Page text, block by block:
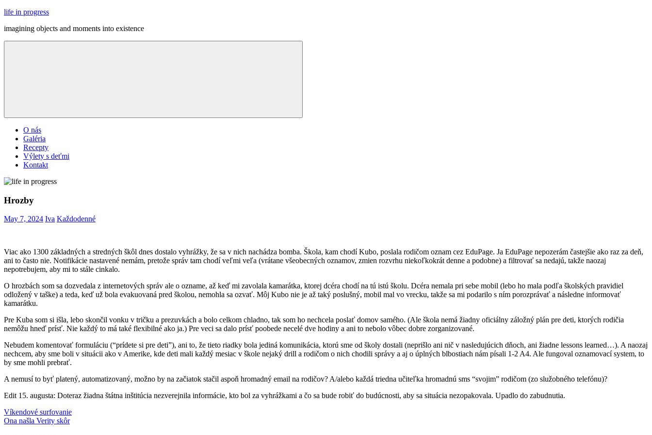
Skip
content
life in progress
imagining objects and moments into existence
Menu
O nás
Galéria
Recepty
Výlety s deťmi
Kontakt
Hrozby
May 7, 2024 Iva Každodenné
Viac ako 1300 základných a stredných škôl dnes dostalo vyhrážky, že sa v nich nachádza bomba. Škola, kam chodí Kubo, poslala rodičom oznam cez EduPage. Ja EduPage nepozerám častejšie ako raz za deň,
ani to často nie. Notifikácie nastavené nemám, pretože správ tam chodí veľmi veľa (vrátane všeobecných oznamov, zmien rozvrhu niekoľkokrát denne a podobne) a filtrovať sa nedajú, takže naozaj
nepotrebujem, aby mi to stále cinkalo.
O hrozbách som sa dozvedala z internetových správ ale o ozname, až keď mi zavolala kamarátka, ktorej dcéra chodí na tú istú školu. Dcéra nemala pri sebe mobil (lebo ho mala podľa školských pravidiel
odložený v taške) a teda, keď už bola evakuovaná pred školou, nemohla sa ozvať. Môj Kubo nie je až taký poslušný, mobil mal vo vrecku, takže sa mi podarilo s ním porozprávať a následne informovať
kamarátku.
Pre Kuba som si išla, lebo skončil vonku v tričku a prezuvkách a bolo celkom chladno, tak som ho nechcela poslať domov samého. (Ale škola nemá žiadny oficiálny záložný plán pre deti, ktorých rodičia
nemôžu hneď prísť. Nie každý to má také flexibilné ako ja.) Pre veci sa dalo prísť poobede necelé dve hodiny a ani to nebolo vôbec dobre zorganizované.
Nebudem komentovať formuláciu (“prídete si pre deti”), ani to, že tieto riadky bola jediná komunikácia, ktorú sme od školy dostali (neprišlo ani nič v nasledujúcich dňoch, ani žiadne lessons learned…). A naozaj
nechcem, aby sme boli v situácii ako v Amerike, kde deti mali každý mesiac v škole nejaký drill a rodičom o nich chodili správy a aj o úplných blbostiach nám písali 1-2 A4. Ale fungoval oznamovací system, to
by sme mohli prebrať.
A nemusí to byť platený, automatizovaný, možno by na začiatok stačil aspoň hromadný email na rodičov? A/alebo každá triedna učiteľka hromadnú sms “svojim” rodičom (zo služobného telefónu)?
Edit 15. augusta: Doteraz žiadna štátna inštitúcia nezverejnila informácie, kto bol za vyhrážkami a čo sa bude robiť do budúcnosti, aby sa situácia nezopakovala. Upadlo do zabudnutia.
rozmýšľanie
nahlasškola
Post
navigation
Previous
Post:
Víkendové surfovanie
Next
Ona našla Verity skôr